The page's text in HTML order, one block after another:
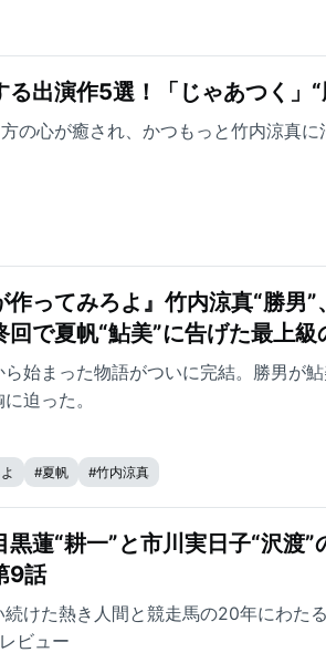
出演作5選！「じゃあつく」
の心が癒され、かつもっと竹内涼真
作ってみろよ』竹内涼真“勝男
で夏帆“鮎美”に告げた最上級
始まった物語がついに完結。勝男が
迫った。
#夏帆 #竹内涼真
蓮“耕一”と市川実日子“沢渡
9話
けた熱き人間と競走馬の20年にわた
ビュー